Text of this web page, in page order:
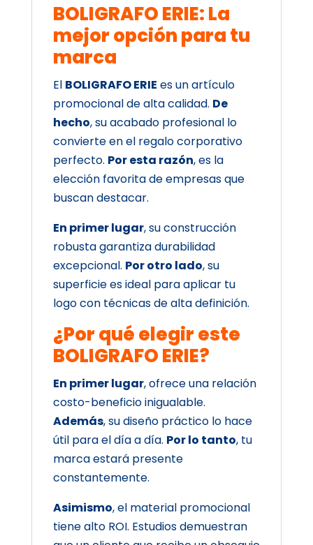
BOLIGRAFO ERIE: La
mejor opción para tu
marca
El BOLIGRAFO ERIE es un artículo
promocional de alta calidad. De
hecho, su acabado profesional lo
convierte en el regalo corporativo
perfecto. Por esta razón, es la
elección favorita de empresas que
buscan destacar.
En primer lugar, su construcción
robusta garantiza durabilidad
excepcional. Por otro lado, su
superficie es ideal para aplicar tu
logo con técnicas de alta definición.
¿Por qué elegir este
BOLIGRAFO ERIE?
En primer lugar, ofrece una relación
costo-beneficio inigualable.
Además, su diseño práctico lo hace
útil para el día a día. Por lo tanto, tu
marca estará presente
constantemente.
Asimismo, el material promocional
tiene alto ROI. Estudios demuestran